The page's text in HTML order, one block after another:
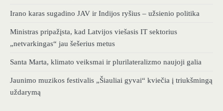
Irano karas sugadino JAV ir Indijos ryšius – užsienio politika
Ministras pripažįsta, kad Latvijos viešasis IT sektorius
„netvarkingas“ jau šešerius metus
Santa Marta, klimato veiksmai ir plurilateralizmo naujoji galia
Jaunimo muzikos festivalis „Šiauliai gyvai“ kviečia į triukšmingą
uždarymą